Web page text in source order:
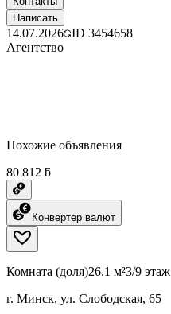
Написать
14.07.2026 ID 3454658
Агентство
Похожие объявления
80 812 ƃ
Конвертер валют
Комната (доля)26.1 м²3/9 этаж
г. Минск, ул. Слободская, 65